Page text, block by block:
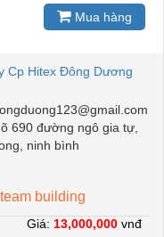
Mua hàng
Cp Hitex Đông Dương
690 đường ngô gia tự,
ninh bình
building
Giá: 13,000,000 vnđ